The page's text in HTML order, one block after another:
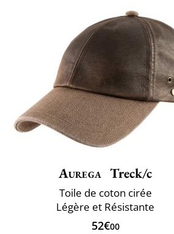
Aurega Treck/c
Toile de coton cirée
Légère et Résistante
52€00